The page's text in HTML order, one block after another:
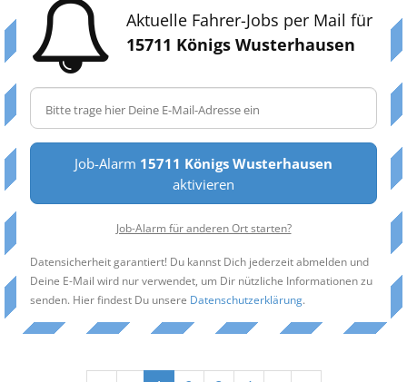
Aktuelle Fahrer-Jobs per Mail für
15711 Königs Wusterhausen
Job-Alarm 15711 Königs Wusterhausen
aktivieren
Job-Alarm für anderen Ort starten?
Datensicherheit garantiert! Du kannst Dich jederzeit abmelden und
Deine E-Mail wird nur verwendet, um Dir nützliche Informationen zu
senden. Hier findest Du unsere Datenschutzerklärung.